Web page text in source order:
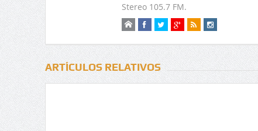
Stereo 105.7 FM.
ARTÍCULOS RELATIVOS